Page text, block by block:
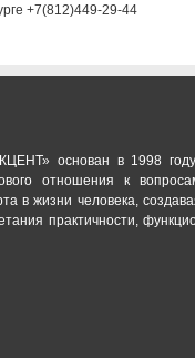
+7(812)449-29-44
основан в 1998
отношения к
в жизни человека,
практичности,